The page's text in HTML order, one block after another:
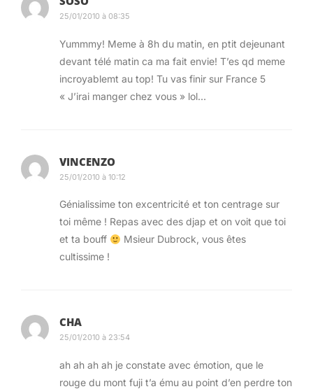
25/01/2010 à 08:35
Yummmy! Meme à 8h du matin, en ptit dejeunant
devant télé matin ca ma fait envie! T’es qd meme
incroyablemt au top! Tu vas finir sur France 5
« J’irai manger chez vous » lol…
VINCENZO
25/01/2010 à 10:12
Génialissime ton excentricité et ton centrage sur
toi même ! Repas avec des djap et on voit que toi
et ta bouff
Msieur Dubrock, vous êtes
cultissime !
CHA
25/01/2010 à 23:54
ah ah ah ah je constate avec émotion, que le
rouge du mont fuji t’a ému au point d’en perdre ton